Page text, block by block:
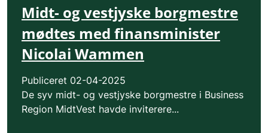
Midt- og vestjyske borgmestre
mødtes med finansminister
Nicolai Wammen
Publiceret 02-04-2025
De syv midt- og vestjyske borgmestre i Business
Region MidtVest havde inviterere...